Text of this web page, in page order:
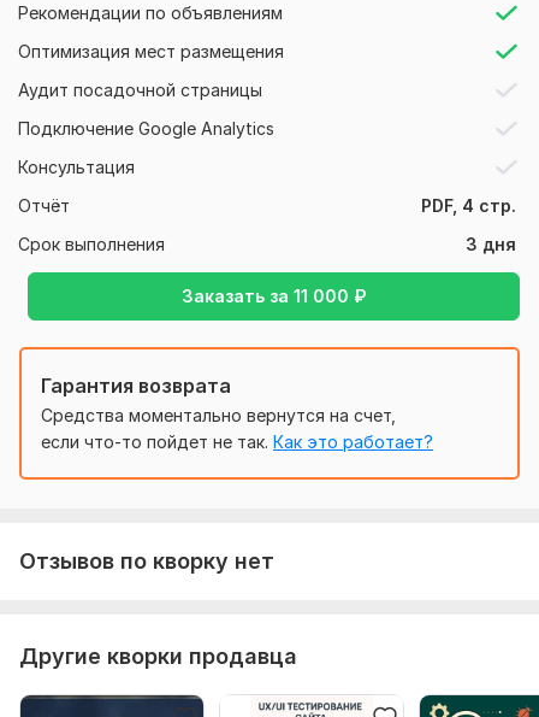
Рекомендации по объявлениям
Оптимизация мест размещения
Аудит посадочной страницы
Подключение Google Analytics
Консультация
Отчёт
PDF, 4 стр.
Срок выполнения
3 дня
Заказать за 11 000 ₽
Предложения по переработке объявлений
Рекомендации по повышению CTR и снижению CPC
Рекомендации по улучшению креативов и целевой
Итоговые материалы:
Настроенная или оптимизированная рекламная кампания
PDF-файл (от 8 страниц): советы, чек-листы и инструкции
по дальнейшей оптимизации
желанию клиента)
Гарантия возврата
Средства моментально вернутся на счет,
если что-то пойдет не так. Как это работает?
Отзывов по кворку нет
Другие кворки продавца